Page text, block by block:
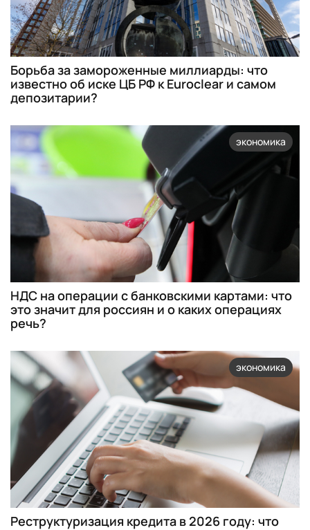
Борьба за замороженные миллиарды: что
известно об иске ЦБ РФ к Euroclear и самом
депозитарии?
экономика
НДС на операции с банковскими картами: что
это значит для россиян и о каких операциях
речь?
экономика
Реструктуризация кредита в 2026 году: что